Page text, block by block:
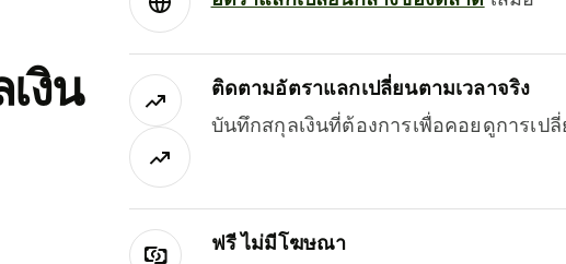
งิน
ติดตามอัตราแลกเปลี่ยนตามเวลาจริง
บันทึกสกุลเงินที่ต้องการเพื่อคอยดูการเป
ฟรี ไม่มีโฆษณา